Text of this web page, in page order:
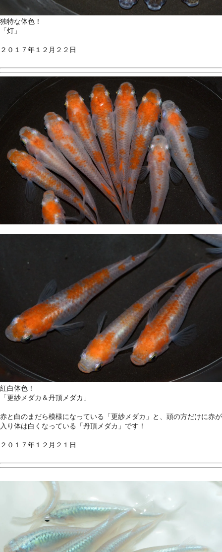
独特な体色！
「灯」
２０１７年１２月２２日
紅白体色！
「更紗メダカ＆丹頂メダカ」
赤と白のまだら模様になっている「更紗メダカ」と、頭の方だけに赤が
入り体は白くなっている「丹頂メダカ」です！
２０１７年１２月２１日